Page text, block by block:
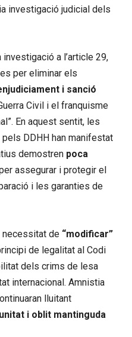
investigació judicial dels
a l’article 29,
per eliminar els
i sanció
Civil i el franquisme
En aquest sentit, les
DDHH han manifestat
demostren poca
assegurar i protegir el
i les garanties de
necessitat de “modificar”
de legalitat al Codi
dels crims de lesa
internacional. Amnistia
lluitant
i oblit mantinguda